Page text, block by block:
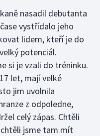
nasadil debutanta
vystřídalo jeho
lidem, kteří je do
potenciál.
si je vzali do tréninku.
let, mají velké
jim uvolnila
z odpoledne,
celý zápas. Chtěli
jsme tam mít